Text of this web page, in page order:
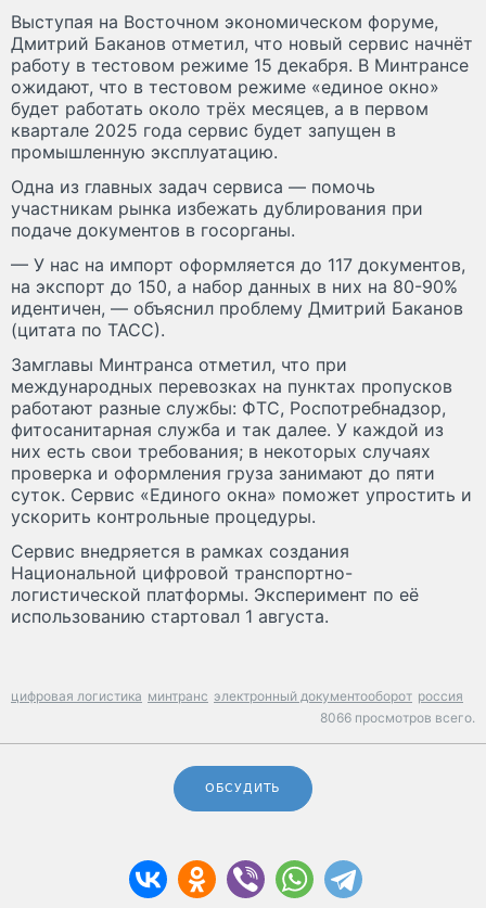
Выступая на Восточном экономическом форуме,
Дмитрий Баканов отметил, что новый сервис начнёт
работу в тестовом режиме 15 декабря. В Минтрансе
ожидают, что в тестовом режиме «единое окно»
будет работать около трёх месяцев, а в первом
квартале 2025 года сервис будет запущен в
промышленную эксплуатацию.
Одна из главных задач сервиса — помочь
участникам рынка избежать дублирования при
подаче документов в госорганы.
— У нас на импорт оформляется до 117 документов,
на экспорт до 150, а набор данных в них на 80-90%
идентичен, — объяснил проблему Дмитрий Баканов
(цитата по ТАСС).
Замглавы Минтранса отметил, что при
международных перевозках на пунктах пропусков
работают разные службы: ФТС, Роспотребнадзор,
фитосанитарная служба и так далее. У каждой из
них есть свои требования; в некоторых случаях
проверка и оформления груза занимают до пяти
суток. Сервис «Единого окна» поможет упростить и
ускорить контрольные процедуры.
Сервис внедряется в рамках создания
Национальной цифровой транспортно-
логистической платформы. Эксперимент по её
использованию стартовал 1 августа.
цифровая логистика минтранс электронный документооборот россия
8066 просмотров всего.
ОБСУДИТЬ